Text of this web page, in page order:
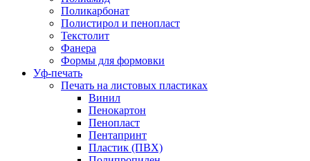
Поликарбонат
Полистирол и пенопласт
Текстолит
Фанера
Формы для формовки
Уф-печать
Печать на листовых пластиках
Винил
Пенокартон
Пенопласт
Пентапринт
Пластик (ПВХ)